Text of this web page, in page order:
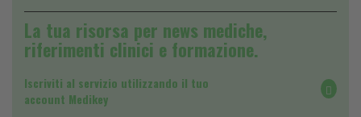
La tua risorsa per news mediche,
riferimenti clinici e formazione.
Iscriviti al servizio utilizzando il tuo
account Medikey